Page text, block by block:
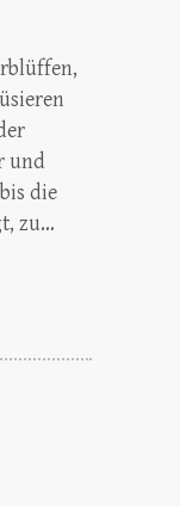
und
die
zu…